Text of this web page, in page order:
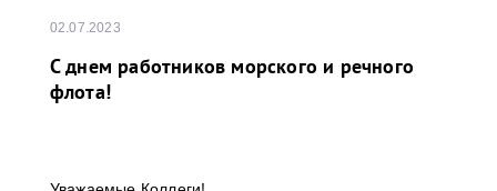
02.07.2023
С днем работников морского и речного
флота!